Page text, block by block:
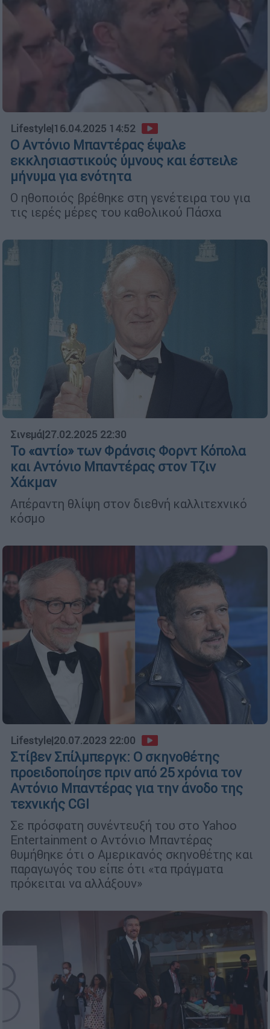
Lifestyle|16.04.2025 14:52
Ο Αντόνιο Μπαντέρας έψαλε
εκκλησιαστικούς ύμνους και έστειλε
μήνυμα για ενότητα
Ο ηθοποιός βρέθηκε στη γενέτειρα του για
τις ιερές μέρες του καθολικού Πάσχα
Σινεμά|27.02.2025 22:30
Το «αντίο» των Φράνσις Φορντ Κόπολα
και Αντόνιο Μπαντέρας στον Τζιν
Χάκμαν
Απέραντη θλίψη στον διεθνή καλλιτεχνικό
κόσμο
Lifestyle|20.07.2023 22:00
Στίβεν Σπίλμπεργκ: Ο σκηνοθέτης
προειδοποίησε πριν από 25 χρόνια τον
Αντόνιο Μπαντέρας για την άνοδο της
τεχνικής CGI
Σε πρόσφατη συνέντευξή του στο Yahoo
Entertainment ο Αντόνιο Μπαντέρας
θυμήθηκε ότι ο Αμερικανός σκηνοθέτης και
παραγωγός του είπε ότι «τα πράγματα
πρόκειται να αλλάξουν»